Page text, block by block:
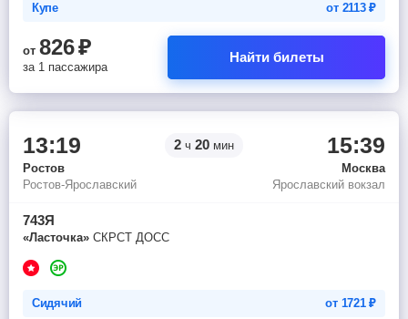
Купе от 2113₽
от 826₽
за 1 пассажира
Найти билеты
13:19 2 ч 20 мин 15:39
Ростов
Москва
Ростов-Ярославский
Ярославский вокзал
743Я
«Ласточка» СКРСТ ДОСС
Сидячий от 1721₽